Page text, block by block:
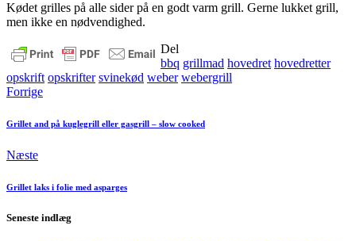
Kødet grilles på alle sider på en godt varm grill. Gerne lukket grill,
men ikke en nødvendighed.
Del
bbq grillmad hovedret hovedretter
opskrift opskrifter svinekød weber webergrill
Forrige
Grillet and på kuglegrill eller gasgrill – slow cooked
Næste
Grillet laks i folie med asparges
Seneste indlæg